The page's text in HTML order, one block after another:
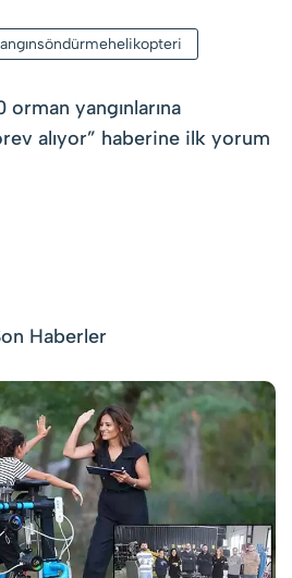
yangınlarına
alıyor” haberine ilk yorum
Haberler